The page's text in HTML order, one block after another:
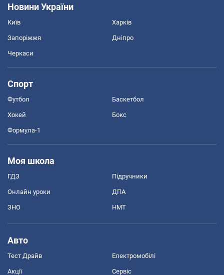
Новини України
Київ Харків
Запоріжжя Дніпро
Черкаси
Спорт
Футбол Баскетбол
Хокей Бокс
Формула-1
Моя школа
ГДЗ Підручники
Онлайн уроки ДПА
ЗНО НМТ
Авто
Тест Драйв Електромобілі
Акції Сервіс